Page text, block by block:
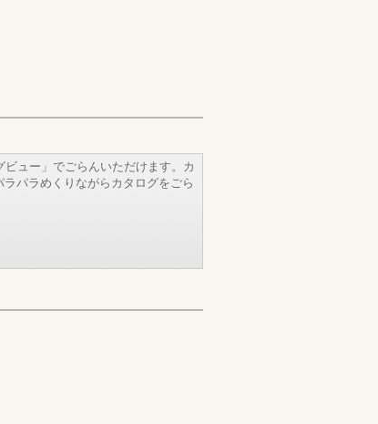
ュー」でごらんいただけます。カ
パラめくりながらカタログをごら